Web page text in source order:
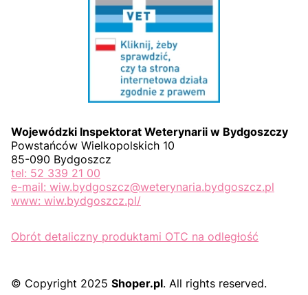
Wojewódzki Inspektorat Weterynarii w Bydgoszczy
Powstańców Wielkopolskich 10
85-090 Bydgoszcz
tel: 52 339 21 00
e-mail: wiw.bydgoszcz@weterynaria.bydgoszcz.pl
www: wiw.bydgoszcz.pl/
Obrót detaliczny produktami OTC na odległość
© Copyright 2025 Shoper.pl. All rights reserved.